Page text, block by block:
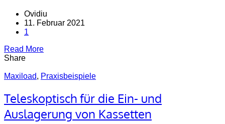
Ovidiu
11. Februar 2021
1
Read More
Share
Maxiload, Praxisbeispiele
Teleskoptisch für die Ein- und
Auslagerung von Kassetten